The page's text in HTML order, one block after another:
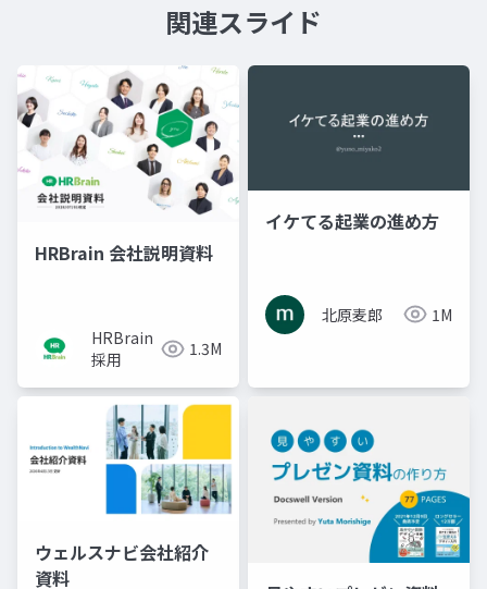
関連スライド
HRBrain 会社説明資料
HRBrain
採用
1.3M
イケてる起業の進め方
北原麦郎 1M
ウェルスナビ会社紹介
資料